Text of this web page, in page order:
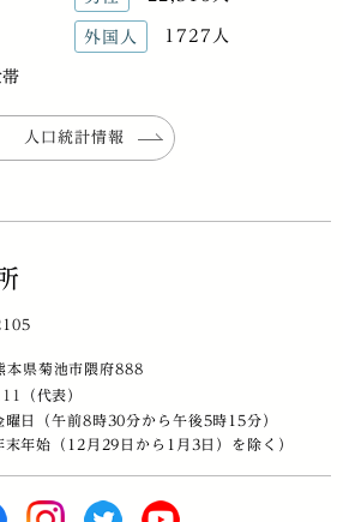
外国人 1727人
人口統計情報
県菊池市隈府888
（代表）
日（午前8時30分から午後5時15分）
末年始（12月29日から1月3日）を除く）